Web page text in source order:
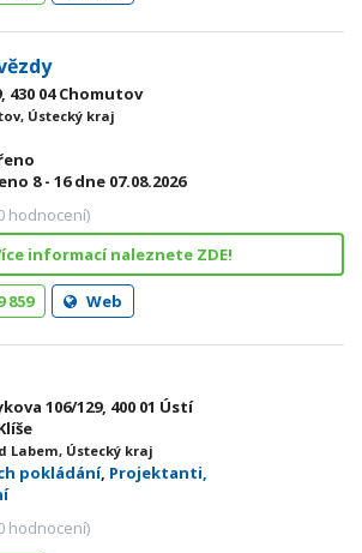
430 04 Chomutov
Ústecký kraj
8 - 16dne 07.08.2026
hodnocení)
informací naleznete ZDE!
859 Web
106/129, 400 01 Ústí
Labem, Ústecký kraj
pokládání, Projektanti,
hodnocení)